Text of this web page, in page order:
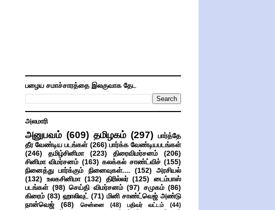
பழைய சமாச்சாரத்தை இலகுவாக தேட
அலமாரி
அனுபவம் (609) தமிழகம் (297) பார்த்தே
தீர வேண்டிய படங்கள் (266) பார்க்க வேண்டியபடங்கள்
(246)
தமிழ்சினிமா (223) திரைவிமர்சனம்
(206)
சினிமா விமர்சனம் (163) கலக்கல் சாண்ட்விச் (155)
நினைத்து பார்க்கும் நினைவுகள்....
(152)
அரசியல்
(132)
உலகசினிமா (132) திரில்லர் (125)
டைம்பாஸ்
படங்கள் (98) செய்தி விமர்சனம் (97) சமுகம் (86)
கிரைம் (83) ஹாலிவுட் (71) மினி சாண்ட்வெஜ் அண்டு
நான்வெஜ்
(68) சென்னை (48) பதிவர் வட்டம்
(44)